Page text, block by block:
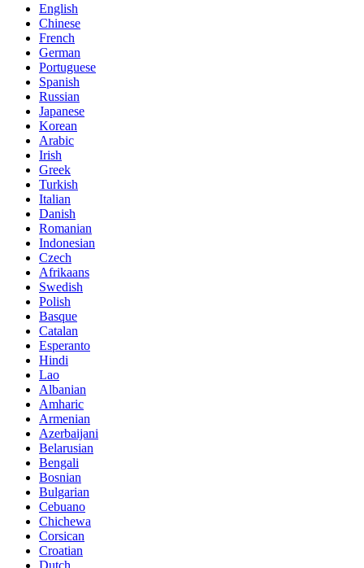
English
Chinese
French
German
Portuguese
Spanish
Russian
Japanese
Korean
Arabic
Irish
Greek
Turkish
Italian
Danish
Romanian
Indonesian
Czech
Afrikaans
Swedish
Polish
Basque
Catalan
Esperanto
Hindi
Lao
Albanian
Amharic
Armenian
Azerbaijani
Belarusian
Bengali
Bosnian
Bulgarian
Cebuano
Chichewa
Corsican
Croatian
Dutch